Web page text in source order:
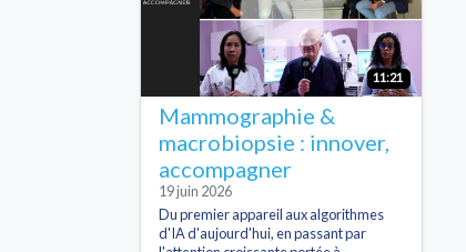
11:21
Mammographie &
macrobiopsie : innover,
accompagner
19 juin 2026
Du premier appareil aux algorithmes
d'IA d'aujourd'hui, en passant par